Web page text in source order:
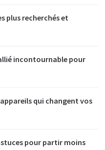
plus recherchés et
incontournable pour
qui changent vos
pour partir moins